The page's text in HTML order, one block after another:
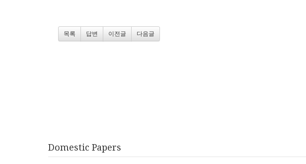
목록 답변 이전글 다음글
Domestic Papers